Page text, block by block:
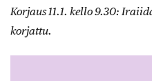
Korjaus 11.1. kello 9.30:
korjattu.